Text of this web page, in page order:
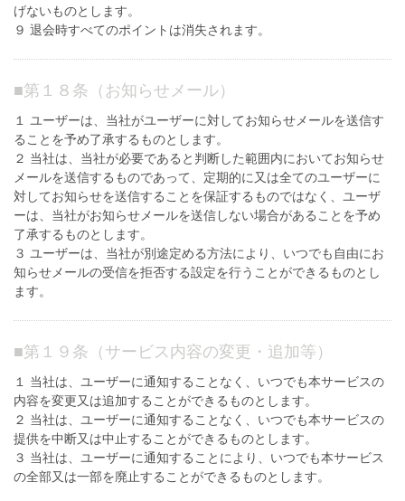
げないものとします。
９ 退会時すべてのポイントは消失されます。
■第１８条（お知らせメール）
１ ユーザーは、当社がユーザーに対してお知らせメールを送信す
ることを予め了承するものとします。
２ 当社は、当社が必要であると判断した範囲内においてお知らせ
メールを送信するものであって、定期的に又は全てのユーザーに
対してお知らせを送信することを保証するものではなく、ユーザ
ーは、当社がお知らせメールを送信しない場合があることを予め
了承するものとします。
３ ユーザーは、当社が別途定める方法により、いつでも自由にお
知らせメールの受信を拒否する設定を行うことができるものとし
ます。
■第１９条（サービス内容の変更・追加等）
１ 当社は、ユーザーに通知することなく、いつでも本サービスの
内容を変更又は追加することができるものとします。
２ 当社は、ユーザーに通知することなく、いつでも本サービスの
提供を中断又は中止することができるものとします。
３ 当社は、ユーザーに通知することにより、いつでも本サービス
の全部又は一部を廃止することができるものとします。